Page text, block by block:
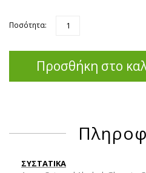
Ποσότητα:
Προσθήκη στο
ΣΥΣΤΑΤΙΚΑ